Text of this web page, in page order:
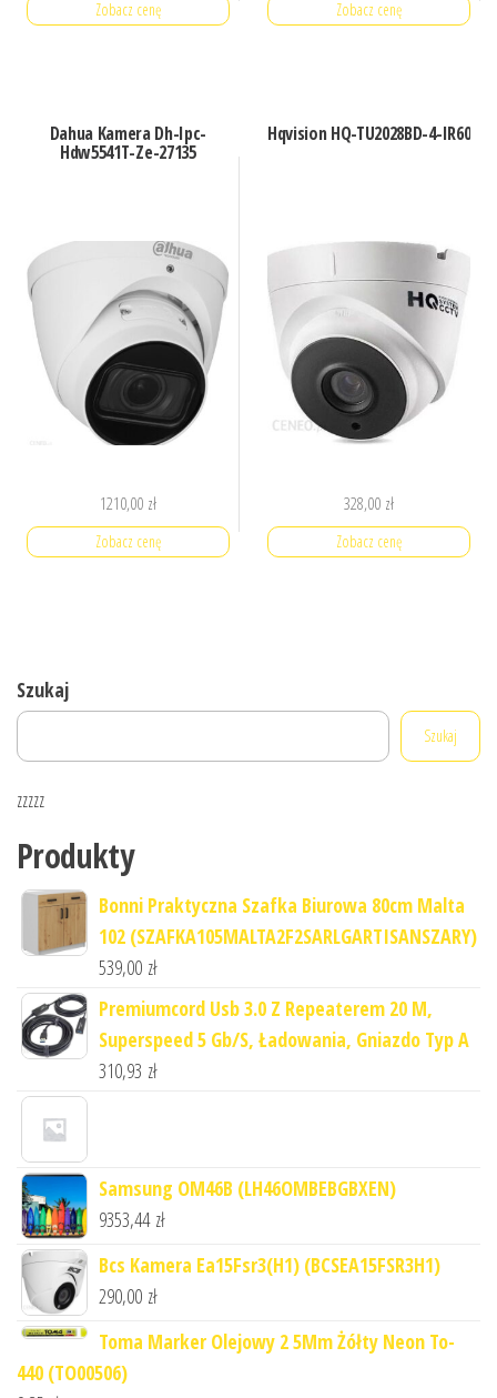
Zobacz cenę Zobacz cenę
Dahua Kamera Dh-Ipc-
Hdw5541T-Ze-27135
1210,00 zł
Zobacz cenę
Hqvision HQ-TU2028BD-4-IR60
328,00 zł
Zobacz cenę
Szukaj
Szukaj
zzzzz
Produkty
Bonni Praktyczna Szafka Biurowa 80cm Malta
102 (SZAFKA105MALTA2F2SARLGARTISANSZARY)
539,00 zł
Premiumcord Usb 3.0 Z Repeaterem 20 M,
Superspeed 5 Gb/S, Ładowania, Gniazdo Typ A
310,93 zł
Samsung OM46B (LH46OMBEBGBXEN)
9353,44 zł
Bcs Kamera Ea15Fsr3(H1) (BCSEA15FSR3H1)
290,00 zł
Toma Marker Olejowy 2 5Mm Żółty Neon To-
440 (TO00506)